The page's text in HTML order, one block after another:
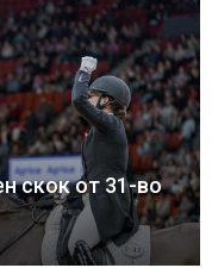
скок от 31-во